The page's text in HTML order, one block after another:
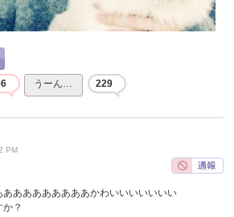
うーん… 229
PM
あああああああああかわいいいいいいい
？